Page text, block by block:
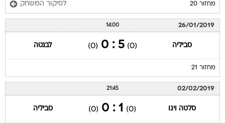
מחזור 20 לסיקור המשחק
26/01/2019
14:00
סביליה (0)
5 : 0
(0) לבנטה
מחזור 21
02/02/2019
21:45
סלטה ויגו (0)
1 : 0
(0) סביליה